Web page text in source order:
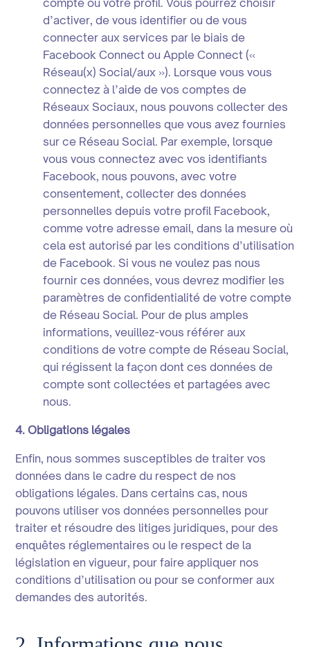
compte ou votre profil. Vous pourrez choisir
d’activer, de vous identifier ou de vous
connecter aux services par le biais de
Facebook Connect ou Apple Connect («
Réseau(x) Social/aux »). Lorsque vous vous
connectez à l’aide de vos comptes de
Réseaux Sociaux, nous pouvons collecter des
données personnelles que vous avez fournies
sur ce Réseau Social. Par exemple, lorsque
vous vous connectez avec vos identifiants
Facebook, nous pouvons, avec votre
consentement, collecter des données
personnelles depuis votre profil Facebook,
comme votre adresse email, dans la mesure où
cela est autorisé par les conditions d’utilisation
de Facebook. Si vous ne voulez pas nous
fournir ces données, vous devrez modifier les
paramètres de confidentialité de votre compte
de Réseau Social. Pour de plus amples
informations, veuillez-vous référer aux
conditions de votre compte de Réseau Social,
qui régissent la façon dont ces données de
compte sont collectées et partagées avec
nous.
4. Obligations légales
Enfin, nous sommes susceptibles de traiter vos
données dans le cadre du respect de nos
obligations légales. Dans certains cas, nous
pouvons utiliser vos données personnelles pour
traiter et résoudre des litiges juridiques, pour des
enquêtes réglementaires ou le respect de la
législation en vigueur, pour faire appliquer nos
conditions d’utilisation ou pour se conformer aux
demandes des autorités.